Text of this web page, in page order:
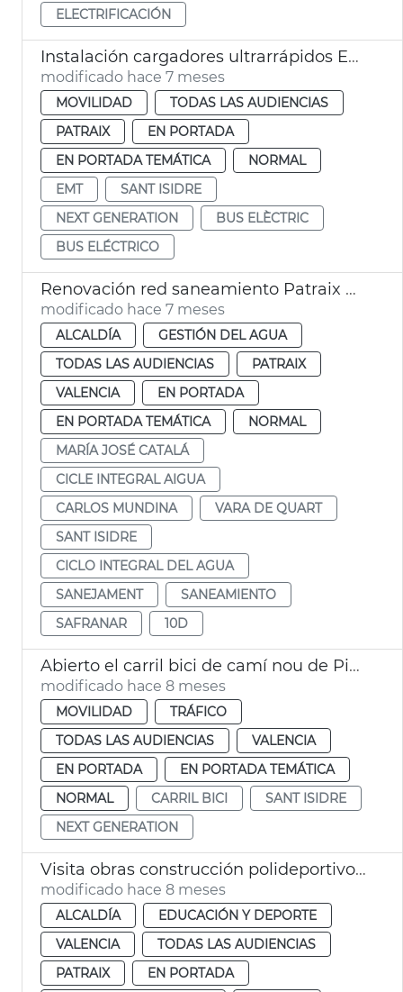
ELECTRIFICACIÓN
Instalación cargadores ultrarrápidos EMT San Isidro València
modificado hace 7 meses
MOVILIDAD
TODAS LAS AUDIENCIAS
PATRAIX
EN PORTADA
EN PORTADA TEMÁTICA
NORMAL
EMT
SANT ISIDRE
NEXT GENERATION
BUS ELÈCTRIC
BUS ELÉCTRICO
Renovación red saneamiento Patraix València
modificado hace 7 meses
ALCALDÍA
GESTIÓN DEL AGUA
TODAS LAS AUDIENCIAS
PATRAIX
VALENCIA
EN PORTADA
EN PORTADA TEMÁTICA
NORMAL
MARÍA JOSÉ CATALÁ
CICLE INTEGRAL AIGUA
CARLOS MUNDINA
VARA DE QUART
SANT ISIDRE
CICLO INTEGRAL DEL AGUA
SANEJAMENT
SANEAMIENTO
SAFRANAR
10D
Abierto el carril bici de camí nou de Picanya-Arxiduc Carles
modificado hace 8 meses
MOVILIDAD
TRÁFICO
TODAS LAS AUDIENCIAS
VALENCIA
EN PORTADA
EN PORTADA TEMÁTICA
NORMAL
CARRIL BICI
SANT ISIDRE
NEXT GENERATION
Visita obras construcción polideportivo Sant Isidre
modificado hace 8 meses
ALCALDÍA
EDUCACIÓN Y DEPORTE
VALENCIA
TODAS LAS AUDIENCIAS
PATRAIX
EN PORTADA